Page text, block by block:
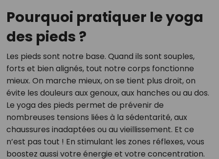
Pourquoi pratiquer le yoga
des pieds ?
Les pieds sont notre base. Quand ils sont souples,
forts et bien alignés, tout notre corps fonctionne
mieux. On marche mieux, on se tient plus droit, on
évite les douleurs aux genoux, aux hanches ou au dos.
Le yoga des pieds permet de prévenir de
nombreuses tensions liées à la sédentarité, aux
chaussures inadaptées ou au vieillissement. Et ce
n’est pas tout ! En stimulant les zones réflexes, vous
boostez aussi votre énergie et votre concentration.